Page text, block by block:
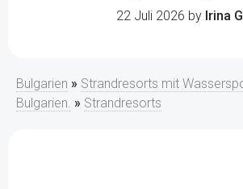
22 Juli 2026 by Irina
Bulgarien » Strandresorts mit
Bulgarien. » Strandresorts